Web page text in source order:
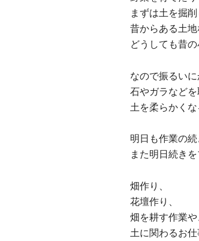
まずは土を掘削
昔からある土地
どうしても昔
なので振るいに
石やガラなどを
土を柔らかくな
明日も作業の続
また明日続き
畑作り、
花壇作り、
畑を耕す作業や
土に関わるお